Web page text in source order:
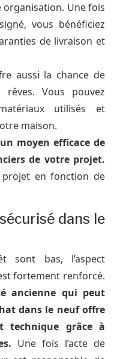
organisation. Une fois
vous bénéficiez
de livraison et
aussi la chance de
rêves. Vous pouvez
utilisés et
maison.
moyen efficace de
de votre projet.
en fonction de
dans le
sont bas, l’aspect
fortement renforcé.
ancienne qui peut
dans le neuf offre
technique grâce à
Une fois l’acte de